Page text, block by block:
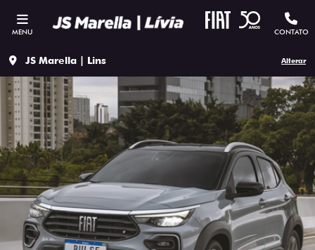
MENU CONTATO
JS Marella | Lins Alterar